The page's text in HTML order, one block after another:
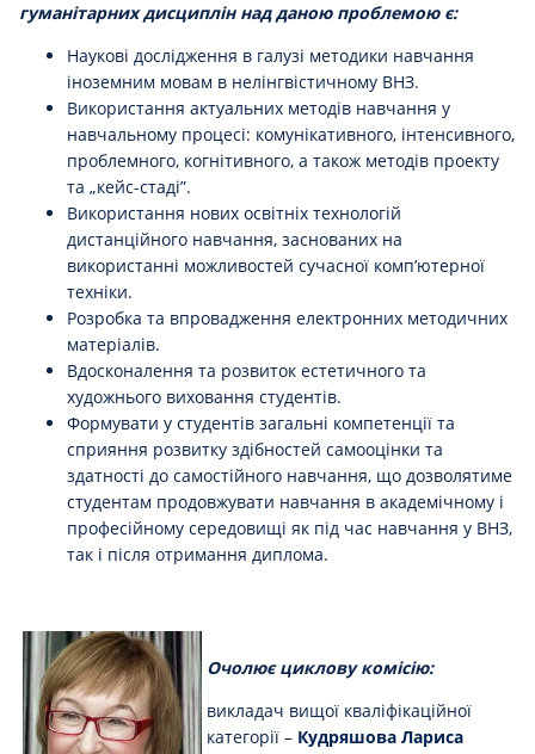
гуманітарних дисциплін над даною проблемою є:
Наукові дослідження в галузі методики навчання
іноземним мовам в нелінгвістичному ВНЗ.
Використання актуальних методів навчання у
навчальному процесі: комунікативного, інтенсивного,
проблемного, когнітивного, а також методів проекту
та „кейс-стаді”.
Використання нових освітніх технологій
дистанційного навчання, заснованих на
використанні можливостей сучасної комп’ютерної
техніки.
Розробка та впровадження електронних методичних
матеріалів.
Вдосконалення та розвиток естетичного та
художнього виховання студентів.
Формувати у студентів загальні компетенції та
сприяння розвитку здібностей самооцінки та
здатності до самостійного навчання, що дозволятиме
студентам продовжувати навчання в академічному і
професійному середовищі як під час навчання у ВНЗ,
так і після отримання диплома.
Очолює циклову комісію:
викладач вищої кваліфікаційної
категорії – Кудряшова Лариса